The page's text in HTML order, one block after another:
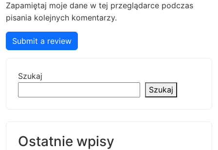
Zapamiętaj moje dane w tej przeglądarce podczas
pisania kolejnych komentarzy.
Submit a review
Szukaj
Szukaj
Ostatnie wpisy